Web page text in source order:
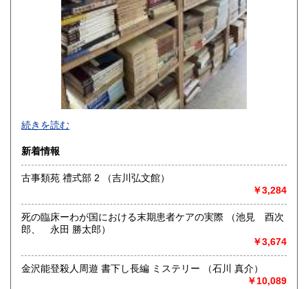
-
沿線名：-
最寄駅：-
営業時間：-
定休日：-
書籍の買取について
-
取り扱い分野
総記、哲学宗教、歴史、社会科学、自然科学、美術工芸、国
続きを読む
新着情報
古事類苑 禮式部 2 （吉川弘文館）
￥3,284
死の臨床ーわが国における末期患者ケアの実際 （池見 酉次
郎、 永田 勝太郎）
￥3,674
金沢能登殺人周遊 書下し長編 ミステリー （石川 真介）
￥10,089